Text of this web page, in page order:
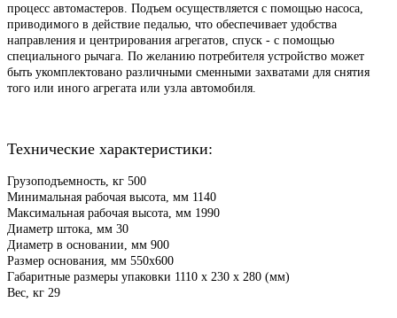
процесс автомастеров. Подъем осуществляется с помощью насоса,
приводимого в действие педалью, что обеспечивает удобства
направления и центрирования агрегатов, спуск - с помощью
специального рычага. По желанию потребителя устройство может
быть укомплектовано различными сменными захватами для снятия
того или иного агрегата или узла автомобиля.
Технические характеристики:
Грузоподъемность, кг 500
Минимальная рабочая высота, мм 1140
Максимальная рабочая высота, мм 1990
Диаметр штока, мм 30
Диаметр в основании, мм 900
Размер основания, мм 550х600
Габаритные размеры упаковки 1110 х 230 х 280 (мм)
Вес, кг 29